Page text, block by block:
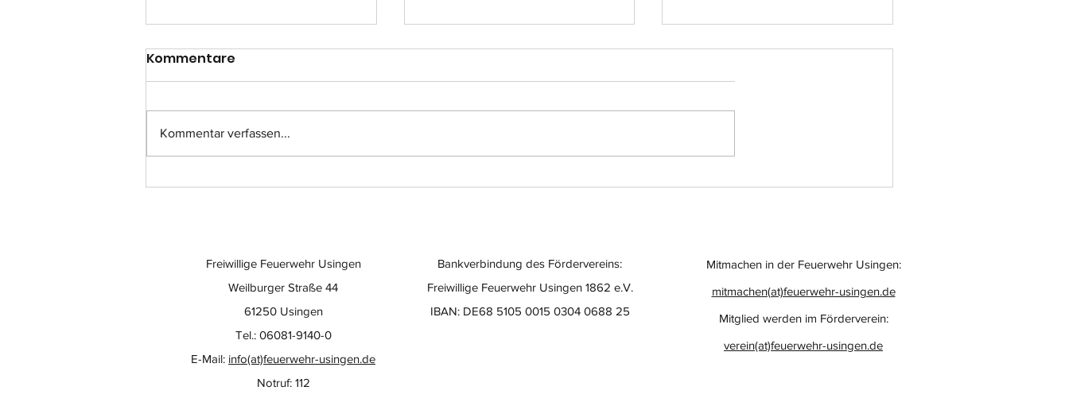
Einsatz-Nr.: 057
Kommentare
Kommentar verfassen...
Bankverbindung des Fördervereins:
Freiwillige Feuerwehr Usingen 1862 e.V.
IBAN: DE68 5105 0015 0304 0688 25
Freiwillige Feuerwehr Usingen
Weilburger Straße 44
61250 Usingen
Tel.: 06081-9140-0
E-Mail: info(at)feuerwehr-usingen.de
Notruf: 112
Mitmachen in der Feuerwehr Usingen:
mitmachen(at)feuerwehr-usingen.de
Mitglied werden im Förderverein:
verein(at)feuerwehr-usingen.de